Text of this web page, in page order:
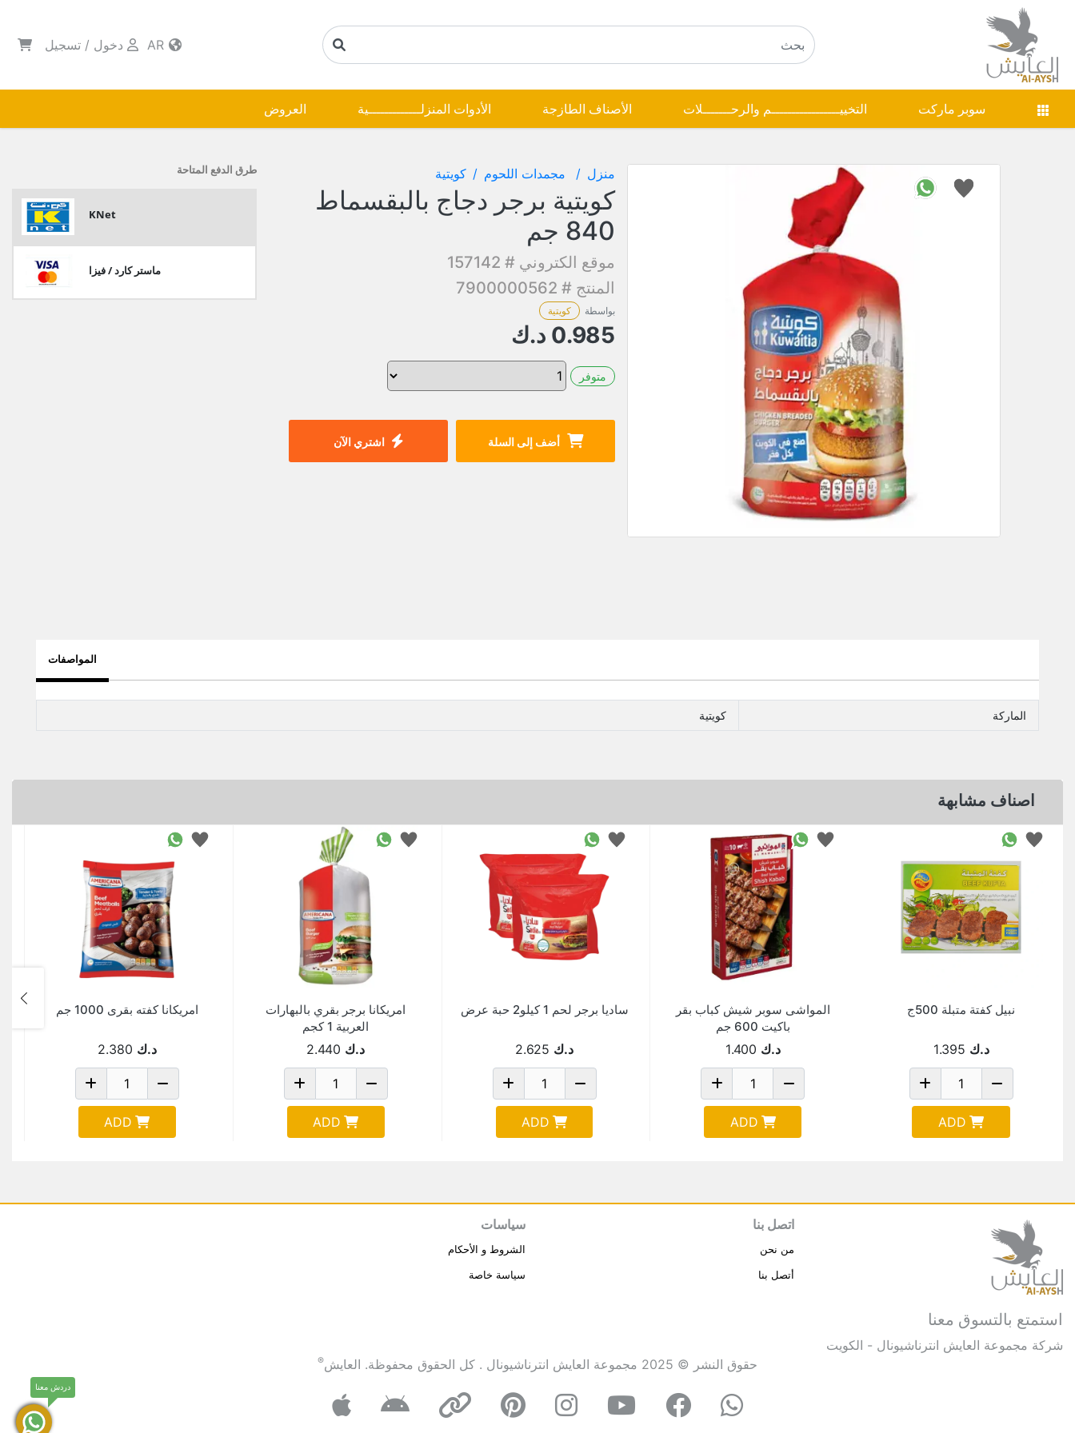
دخول / تسجيل
سوبر ماركت التخييـــــــــــــــــم والرحـــــــلات الأصناف الطازجة الأدوات المنزلـــــــــــــية العروض
منزل مجمدات اللحوم كويتية
كويتية برجر دجاج بالبقسماط
840 جم
موقع الكتروني # 157142
المنتج # 7900000562
بواسطة كويتية
0.985 د.ك
متوفر
أضف إلى السلة اشتري الآن
طرق الدفع المتاحة
KNet
ماستر كارد / فيزا
المواصفات
الماركة كويتية
اصناف مشابهة
نبيل كفتة متبلة 500ج
د.ك 1.395
ADD
المواشى سوبر شيش كباب بقر
باكيت 600 جم
د.ك 1.400
ADD
ساديا برجر لحم 1 كيلو2 حبة عرض
د.ك 2.625
ADD
امريكانا برجر بقري بالبهارات
العربية 1 كجم
د.ك 2.440
ADD
امريكانا كفته بقرى 1000 جم
د.ك 2.380
ADD
استمتع بالتسوق معنا
شركة مجموعة العايش انترناشيونال - الكويت
اتصل بنا
من نحن
أتصل بنا
سياسات
الشروط و الأحكام
سياسة خاصة
حقوق النشر © 2025 مجموعة العايش انترناشيونال . كل الحقوق محفوظة. العايش®
دردش معنا